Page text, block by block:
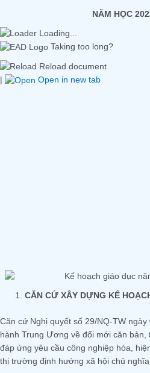
NĂM HỌC
Loading...
Taking too long?
Reload document
Open in new tab
CĂN CỨ XÂY DỰNG KẾ
Căn cứ Nghị quyết số 29/NQ-TW
hành Trung Ương về đổi mới căn bản,
đáp ứng yêu cầu công nghiệp hóa,
thị trường định hướng xã hội chủ